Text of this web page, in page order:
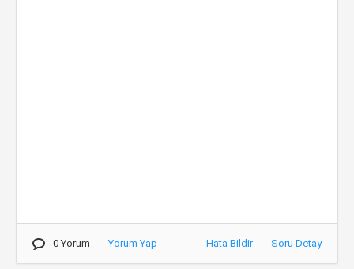
0 Yorum Yorum Yap Hata Bildir Soru Detay